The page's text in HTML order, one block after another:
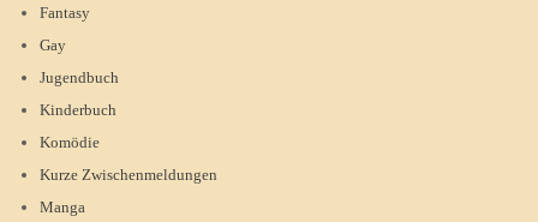
Fantasy
Gay
Jugendbuch
Kinderbuch
Komödie
Kurze Zwischenmeldungen
Manga